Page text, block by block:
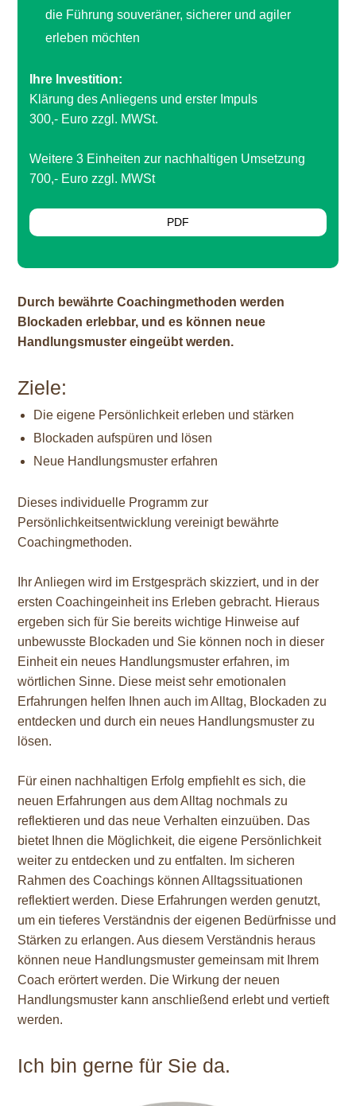
die Führung souveräner, sicherer und agiler
erleben möchten
Ihre Investition:
Klärung des Anliegens und erster Impuls
300,- Euro zzgl. MWSt.
Weitere 3 Einheiten zur nachhaltigen Umsetzung
700,- Euro zzgl. MWSt
PDF
Durch bewährte Coachingmethoden werden
Blockaden erlebbar, und es können neue
Handlungsmuster eingeübt werden.
Ziele:
Die eigene Persönlichkeit erleben und stärken
Blockaden aufspüren und lösen
Neue Handlungsmuster erfahren
Dieses individuelle Programm zur
Persönlichkeitsentwicklung vereinigt bewährte
Coachingmethoden.
Ihr Anliegen wird im Erstgespräch skizziert, und in der
ersten Coachingeinheit ins Erleben gebracht. Hieraus
ergeben sich für Sie bereits wichtige Hinweise auf
unbewusste Blockaden und Sie können noch in dieser
Einheit ein neues Handlungsmuster erfahren, im
wörtlichen Sinne. Diese meist sehr emotionalen
Erfahrungen helfen Ihnen auch im Alltag, Blockaden zu
entdecken und durch ein neues Handlungsmuster zu
lösen.
Für einen nachhaltigen Erfolg empfiehlt es sich, die
neuen Erfahrungen aus dem Alltag nochmals zu
reflektieren und das neue Verhalten einzuüben. Das
bietet Ihnen die Möglichkeit, die eigene Persönlichkeit
weiter zu entdecken und zu entfalten. Im sicheren
Rahmen des Coachings können Alltagssituationen
reflektiert werden. Diese Erfahrungen werden genutzt,
um ein tieferes Verständnis der eigenen Bedürfnisse und
Stärken zu erlangen. Aus diesem Verständnis heraus
können neue Handlungsmuster gemeinsam mit Ihrem
Coach erörtert werden. Die Wirkung der neuen
Handlungsmuster kann anschließend erlebt und vertieft
werden.
Ich bin gerne für Sie da.